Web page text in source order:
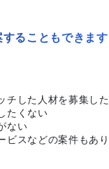
ることもできます
チした人材を募集し
たくない
ない
ビスなどの案件もあり